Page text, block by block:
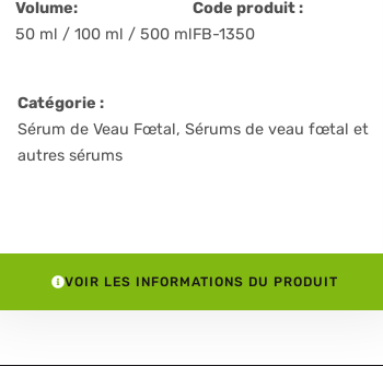
Volume:
50 ml / 100 ml / 500 ml
Code produit :
FB-1350
Catégorie :
Sérum de Veau Fœtal, Sérums de veau fœtal et
autres sérums
VOIR LES INFORMATIONS DU PRODUIT